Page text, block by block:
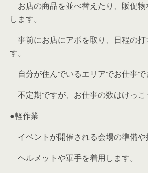
お店の商品を並べ替えたり、販促物
します。
事前にお店にアポを取り、日程の打
す。
自分が住んでいるエリアでお仕事で
不定期ですが、お仕事の数はけっこ
●軽作業
イベントが開催される会場の準備や
ヘルメットや軍手を着用します。